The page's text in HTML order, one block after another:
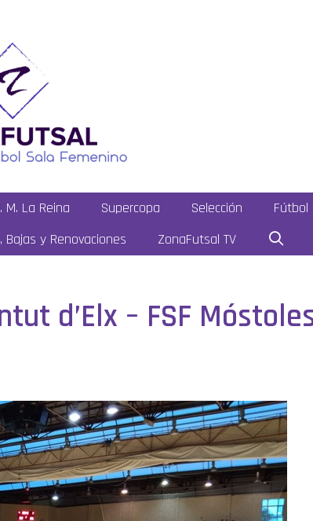
M. La Reina Supercopa Selección
Fútbol
Bajas y Renovaciones ZonaFutsal TV
d’Elx – FSF